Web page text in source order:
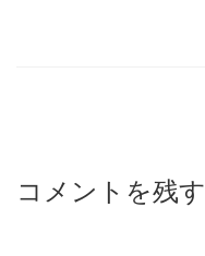
コメントを残す